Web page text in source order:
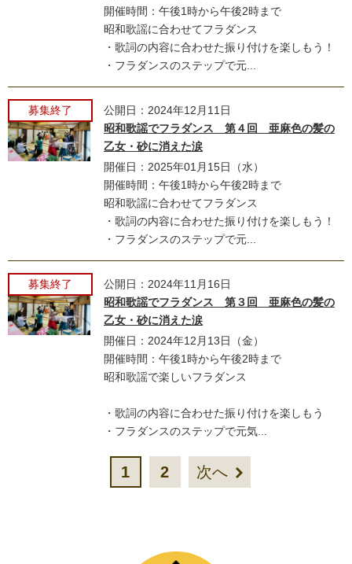
開催時間：午後1時から午後2時まで
昭和歌謡に合わせてフラダンス
・歌詞の内容に合わせた振り付けを楽しもう！
・フラダンスのステップで元...
募集終了
公開日：2024年12月11日
昭和歌謡でフラダンス 第４回 亜麻色の髪の
乙女・砂に消えた涙
開催日：2025年01月15日（水）
開催時間：午後1時から午後2時まで
昭和歌謡に合わせてフラダンス
・歌詞の内容に合わせた振り付けを楽しもう！
・フラダンスのステップで元...
募集終了
公開日：2024年11月16日
昭和歌謡でフラダンス 第３回 亜麻色の髪の
乙女・砂に消えた涙
開催日：2024年12月13日（金）
開催時間：午後1時から午後2時まで
昭和歌謡で楽しいフラダンス
・歌詞の内容に合わせた振り付けを楽しもう
・フラダンスのステップで元気...
1 2 次へ